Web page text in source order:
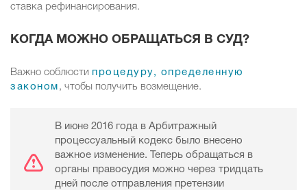
ставка рефинансирования.
КОГДА МОЖНО ОБРАЩАТЬСЯ В СУД?
Важно соблюсти процедуру, определенную
законом , чтобы получить возмещение.
В июне 2016 года в Арбитражный
процессуальный кодекс было внесено
важное изменение. Теперь обращаться в
органы правосудия можно через тридцать
дней после отправления претензии